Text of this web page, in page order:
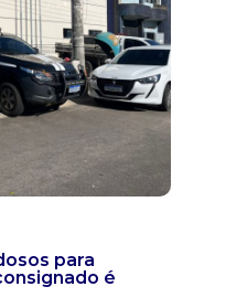
para
é